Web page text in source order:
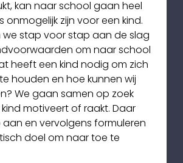
kan naar school gaan heel
onmogelijk zijn voor een kind.
we stap voor stap aan de slag
om naar school
heeft een kind nodig om zich
houden en hoe kunnen wij
We gaan samen op zoek
motiveert of raakt. Daar
en vervolgens formuleren
doel om naar toe te